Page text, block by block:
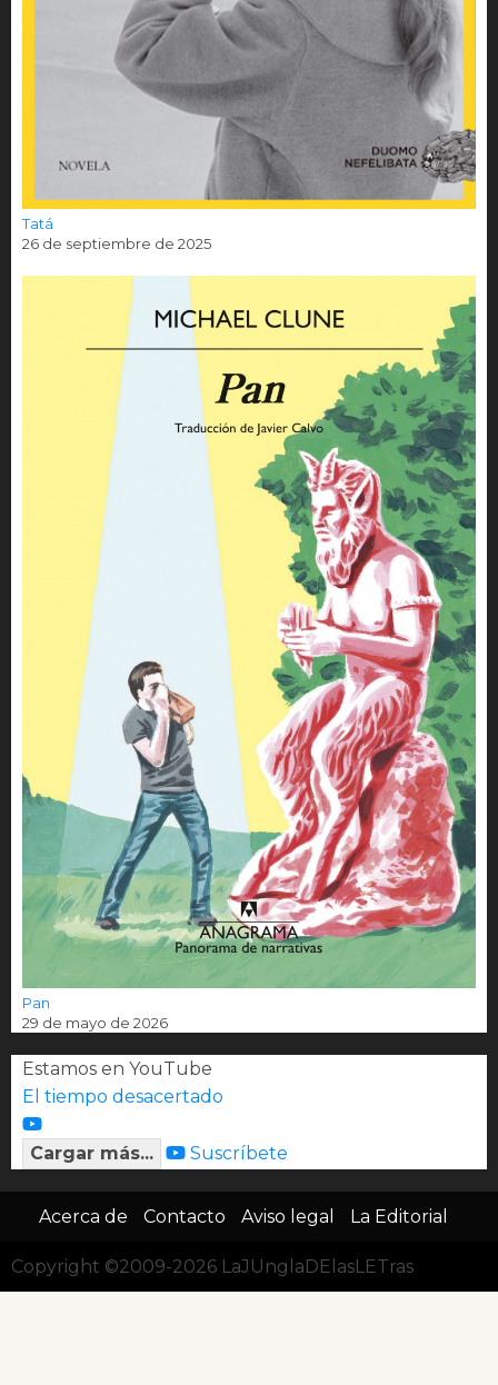
Tatá
26 de septiembre de 2025
Pan
29 de mayo de 2026
Estamos en YouTube
El tiempo desacertado
Cargar más... Suscríbete
Acerca de Contacto Aviso legal La Editorial
Copyright ©2009-2026 LaJUnglaDElasLETras